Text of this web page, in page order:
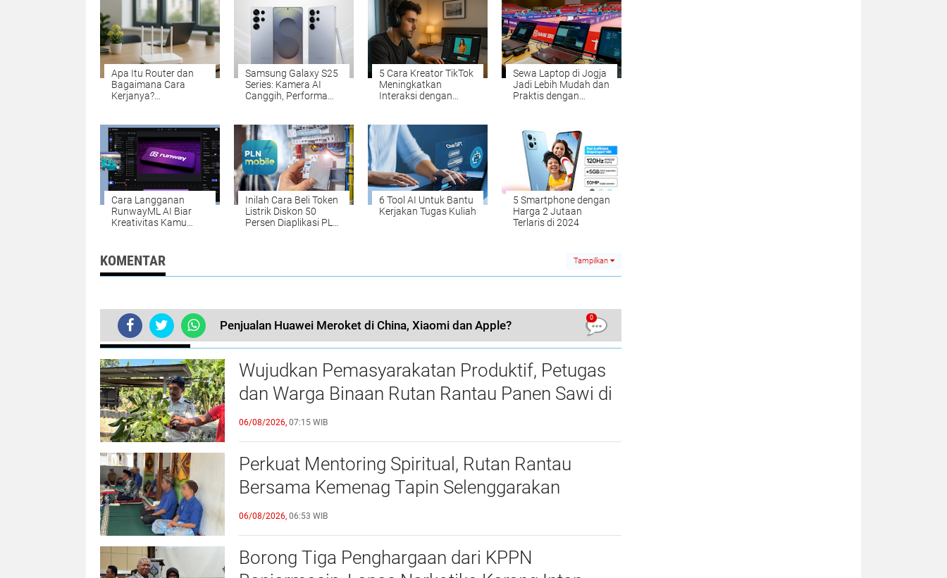
Apa Itu Router dan
Bagaimana Cara
Kerjanya?
Internet Anda
Samsung Galaxy S25
Series: Kamera AI
Canggih, Performa
5 Cara Kreator TikTok
Meningkatkan
Interaksi dengan
Sewa Laptop di Jogja
Jadi Lebih Mudah dan
Praktis dengan
Cara Langganan
RunwayML AI Biar
Kreativitas Kamu
Inilah Cara Beli Token
Listrik Diskon 50
Persen Diaplikasi PLN
6 Tool AI Untuk Bantu
Kerjakan Tugas Kuliah
5 Smartphone dengan
Harga 2 Jutaan
Terlaris di 2024
KOMENTAR Tampilkan
Penjualan Huawei Meroket di China, Xiaomi dan Apple?
0
BERITA TERKINI
Wujudkan Pemasyarakatan Produktif, Petugas
dan Warga Binaan Rutan Rantau Panen Sawi di
Lahan SAE
06/08/2026, 07:15 WIB
Perkuat Mentoring Spiritual, Rutan Rantau
Bersama Kemenag Tapin Selenggarakan
Kegiatan Tausyiah
06/08/2026, 06:53 WIB
Borong Tiga Penghargaan dari KPPN